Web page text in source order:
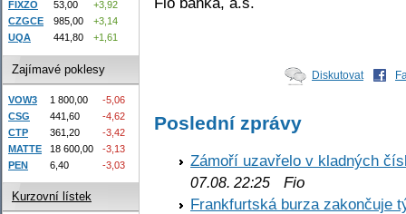
Diskutovat
Poslední zprávy
Zámoří uzavřelo v kladných
07.08. 22:25 Fio
Frankfurtská burza zakončuje
FIXZO
53,00
+3,92
CZGCE
985,00
+3,14
UQA
441,80 +1,61
Zajímavé poklesy
VOW3 1 800,00
-5,06
CSG
441,60
-4,62
CTP
361,20
-3,42
MATTE
18 600,00
-3,13
PEN
6,40 -3,03
Kurzovní lístek